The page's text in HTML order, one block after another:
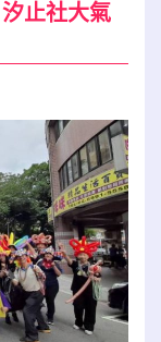
汐止社大氣